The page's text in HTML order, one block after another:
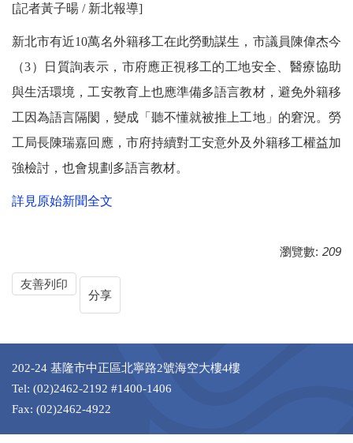
[記者黃子暘 / 新北報導]
新北市有近10萬名外籍移工在此勞動謀生，市議員陳偉杰今
（3）日質詢表示，市府應正視移工的工地安全、醫療協助
與生活環境，工安教育上也應準備多語言教材，避免外籍移
工因為語言隔閡，變成「聽不懂就被推上工地」的窘況。勞
工局長陳瑞嘉回應，市府持續對工安意外及外籍移工權益加
強檢討，也會規劃多語言教材。
詳見原始新聞全文
瀏覽數: 209
友善列印
分享
202-24 基隆市中正區北寧路2號海空大樓4樓
Tel: (02)2462-2192 #1400-1406
Fax: (02)2462-4922